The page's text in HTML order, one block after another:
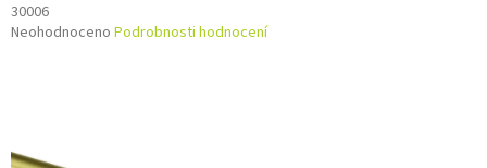
30006
Průměrné
5
Neohodnoceno Podrobnosti hodnocení